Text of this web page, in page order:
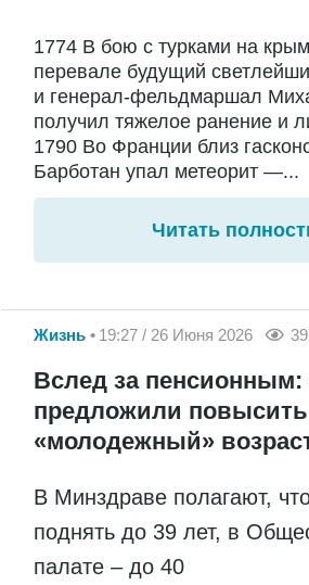
1774 В бою с турками на
перевале будущий
и генерал-фельдмаршал
получил тяжелое ранение и
1790 Во Франции близ
Барботан упал метеорит —...
Читать
Жизнь 19:27 / 26 Июня 2026
Вслед за
предложили повысить
«молодежный»
В Минздраве полагают,
поднять до 39 лет, в
палате – до 40